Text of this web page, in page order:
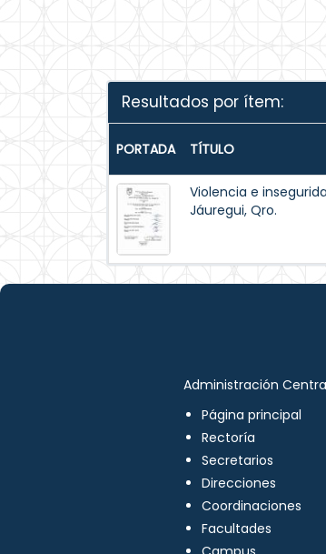
Resultados por ítem:
PORTADA TÍTULO
Violencia e
Jáuregui, Qro.
Administración
Página principal
Rectoría
Secretarios
Direcciones
Coordinaciones
Facultades